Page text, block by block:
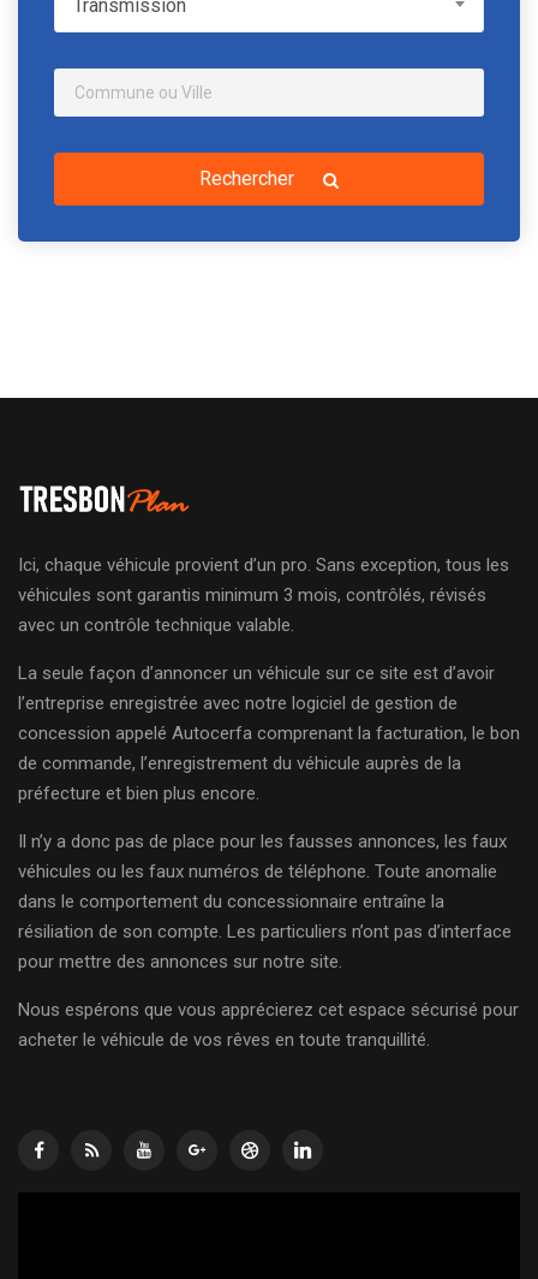
Transmission
Rechercher
Ici, chaque véhicule provient d’un pro. Sans exception, tous les
véhicules sont garantis minimum 3 mois, contrôlés, révisés
avec un contrôle technique valable.
La seule façon d’annoncer un véhicule sur ce site est d’avoir
l’entreprise enregistrée avec notre logiciel de gestion de
concession appelé Autocerfa comprenant la facturation, le bon
de commande, l’enregistrement du véhicule auprès de la
préfecture et bien plus encore.
Il n’y a donc pas de place pour les fausses annonces, les faux
véhicules ou les faux numéros de téléphone. Toute anomalie
dans le comportement du concessionnaire entraîne la
résiliation de son compte. Les particuliers n’ont pas d’interface
pour mettre des annonces sur notre site.
Nous espérons que vous apprécierez cet espace sécurisé pour
acheter le véhicule de vos rêves en toute tranquillité.